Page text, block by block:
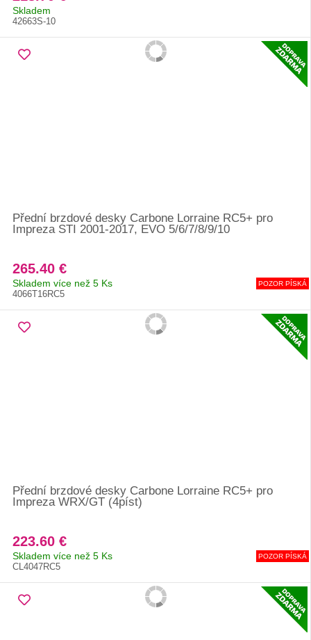
Skladem
42663S-10
Přední brzdové desky Carbone Lorraine RC5+ pro
Impreza STI 2001-2017, EVO 5/6/7/8/9/10
265.40 €
Skladem více než 5 Ks
4066T16RC5
POZOR PÍSKÁ
Přední brzdové desky Carbone Lorraine RC5+ pro
Impreza WRX/GT (4píst)
223.60 €
Skladem více než 5 Ks
CL4047RC5
POZOR PÍSKÁ